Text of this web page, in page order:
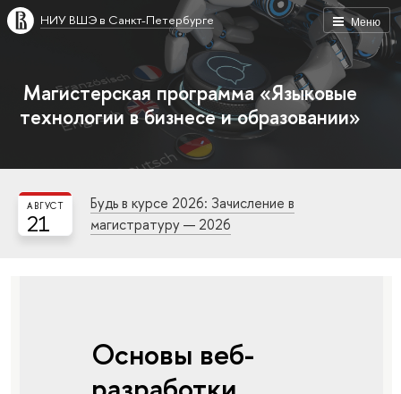
Меню
НИУ ВШЭ в Санкт-Петербурге
Магистерская программа «Языковые
технологии в бизнесе и образовании»
21
АВГУСТ
Будь в курсе 2026: Зачисление в
магистратуру — 2026
Основы веб-